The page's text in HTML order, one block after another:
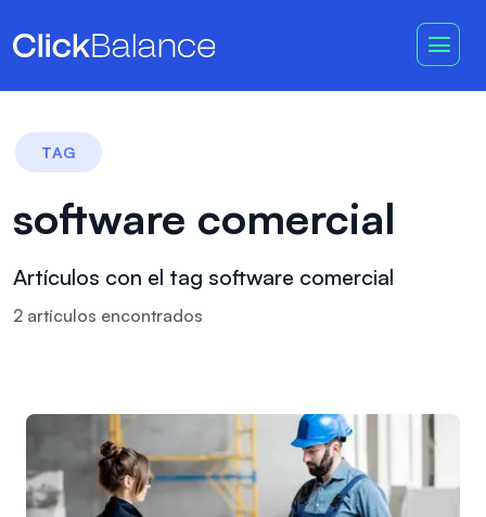
TAG
software comercial
Artículos con el tag software comercial
2 artículos encontrados